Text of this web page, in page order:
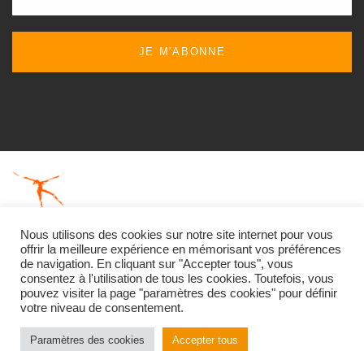
JE M'ABONNE
Centre Chorégraphique de Toulouse Christine Delpont,
Tous droits réservés
Nous utilisons des cookies sur notre site internet pour vous
offrir la meilleure expérience en mémorisant vos préférences
de navigation. En cliquant sur "Accepter tous", vous
consentez à l'utilisation de tous les cookies. Toutefois, vous
pouvez visiter la page "paramètres des cookies" pour définir
votre niveau de consentement.
Paramètres des cookies Accepter tous